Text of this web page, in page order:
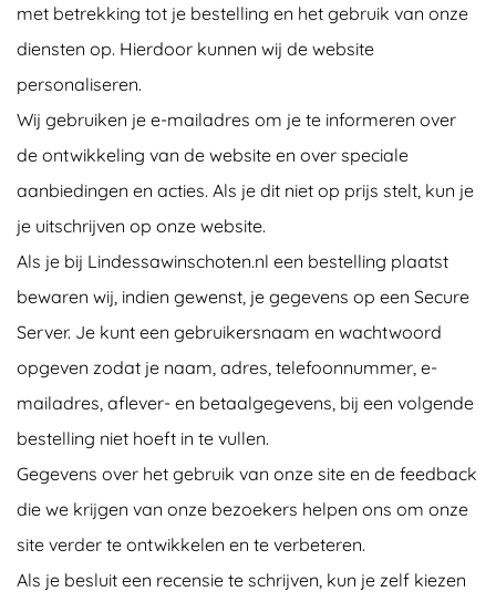
met betrekking tot je bestelling en het gebruik van onze
diensten op. Hierdoor kunnen wij de website
personaliseren.
Wij gebruiken je e-mailadres om je te informeren over
de ontwikkeling van de website en over speciale
aanbiedingen en acties. Als je dit niet op prijs stelt, kun je
je uitschrijven op onze website.
Als je bij Lindessawinschoten.nl een bestelling plaatst
bewaren wij, indien gewenst, je gegevens op een Secure
Server. Je kunt een gebruikersnaam en wachtwoord
opgeven zodat je naam, adres, telefoonnummer, e-
mailadres, aflever- en betaalgegevens, bij een volgende
bestelling niet hoeft in te vullen.
Gegevens over het gebruik van onze site en de feedback
die we krijgen van onze bezoekers helpen ons om onze
site verder te ontwikkelen en te verbeteren.
Als je besluit een recensie te schrijven, kun je zelf kiezen